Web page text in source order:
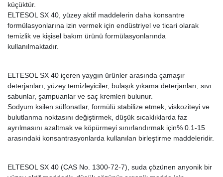
küçüktür.
ELTESOL SX 40, yüzey aktif maddelerin daha konsantre
formülasyonlarına izin vermek için endüstriyel ve ticari olarak
temizlik ve kişisel bakım ürünü formülasyonlarında
kullanılmaktadır.
ELTESOL SX 40 içeren yaygın ürünler arasında çamaşır
deterjanları, yüzey temizleyiciler, bulaşık yıkama deterjanları, sıvı
sabunlar, şampuanlar ve saç kremleri bulunur.
Sodyum ksilen sülfonatlar, formülü stabilize etmek, viskoziteyi ve
bulutlanma noktasını değiştirmek, düşük sıcaklıklarda faz
ayrılmasını azaltmak ve köpürmeyi sınırlandırmak için% 0.1-15
arasındaki konsantrasyonlarda kullanılan birleştirme maddeleridir.
ELTESOL SX 40 (CAS No. 1300-72-7), suda çözünen anyonik bir